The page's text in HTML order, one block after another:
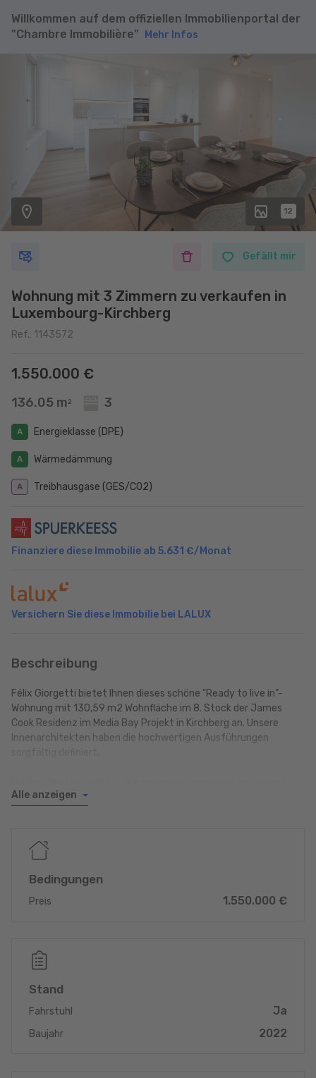
Willkommen auf dem offiziellen Immobilienportal der
"Chambre Immobilière"
Mehr Infos
12
Gefällt mir
Wohnung mit 3 Zimmern zu verkaufen in
Luxembourg-Kirchberg
Ref.: 1143572
1.550.000 €
136.05 m 2 3
A Energieklasse (DPE)
A Wärmedämmung
A Treibhausgase (GES/CO2)
Finanziere diese Immobilie ab 5.631 €/Monat
Versichern Sie diese Immobilie bei LALUX
Beschreibung
Félix Giorgetti bietet Ihnen dieses schöne "Ready to live in"-
Wohnung mit 130,59 m2 Wohnfläche im 8. Stock der James
Cook Residenz im Media Bay Projekt in Kirchberg an. Unsere
Innenarchitekten haben die hochwertigen Ausführungen
wird von einer Grünfläche gesäumt. Diese befindet sich in der
Minuten vom Flughafen Findel entfernt. Die Gegend ist
außerdem für ihren Reichtum an Kultur, Geschäften und Sport
Die Wohnung besteht aus einer zum Wohnzimmer hin offenen
Duschbad und Zugang zu einer zweiten Terrasse. Zwei weitere
ausgestattetes Badezimmer.
befinden sich in der Wohnung.
Alle anzeigen
Bedingungen
Preis 1.550.000 €
Stand
Fahrstuhl Ja
Baujahr 2022